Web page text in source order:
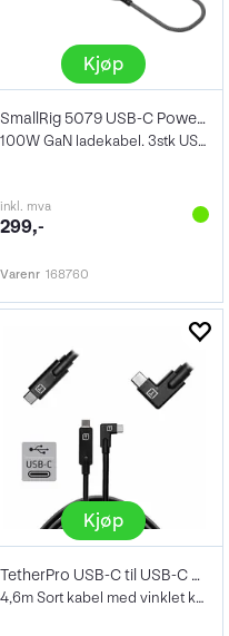
Kjøp
SmallRig 5079 USB-C Power Cable 3-in-1
100W GaN ladekabel. 3stk USB-C ladepunk
inkl. mva
299,-
Varenr 168760
Kjøp
TetherPro USB-C til USB-C 4,6m Vinklet
4,6m Sort kabel med vinklet kontakt